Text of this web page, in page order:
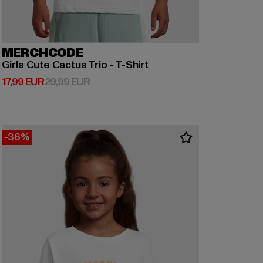
MERCHCODE
Girls Cute Cactus Trio - T-Shirt
17,99 EUR
Derzeitiger Preis: 17,99 EUR
29,99 EURAktionspreis: 29,99 EUR
-36%